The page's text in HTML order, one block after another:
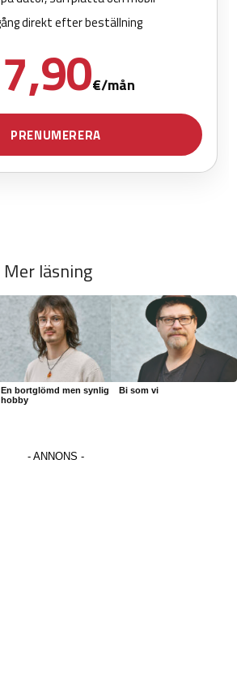
Mer läsning
En bortglömd men synlig
hobby
Bi som vi